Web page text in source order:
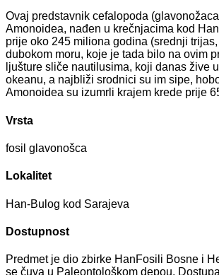
Ovaj predstavnik cefalopoda
Amonoidea, nađen u krečnjacima kod
prije oko 245 miliona godina (srednji
dubokom moru, koje je tada bilo na ovim
ljušture sliče nautilusima, koji danas žive
okeanu, a najbliži srodnici su im sipe,
Amonoidea su izumrli krajem krede prije
Vrsta
fosil glavonošca
Lokalitet
Han-Bulog kod Sarajeva
Dostupnost
Predmet je dio zbirke HanFosili Bosne i
se čuva u Paleontološkom depou.